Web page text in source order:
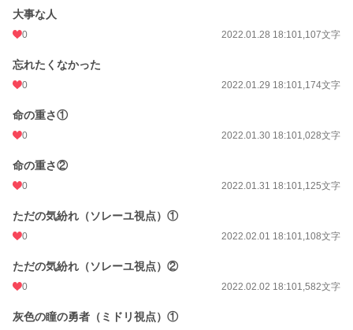
大事な人
0 2022.01.28 18:101,107文字
忘れたくなかった
0 2022.01.29 18:101,174文字
命の重さ①
0 2022.01.30 18:101,028文字
命の重さ②
0 2022.01.31 18:101,125文字
ただの気紛れ（ソレーユ視点）①
0 2022.02.01 18:101,108文字
ただの気紛れ（ソレーユ視点）②
0 2022.02.02 18:101,582文字
灰色の瞳の勇者（ミドリ視点）①